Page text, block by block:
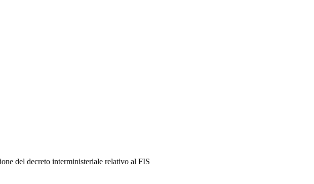
del decreto interministeriale relativo al FIS